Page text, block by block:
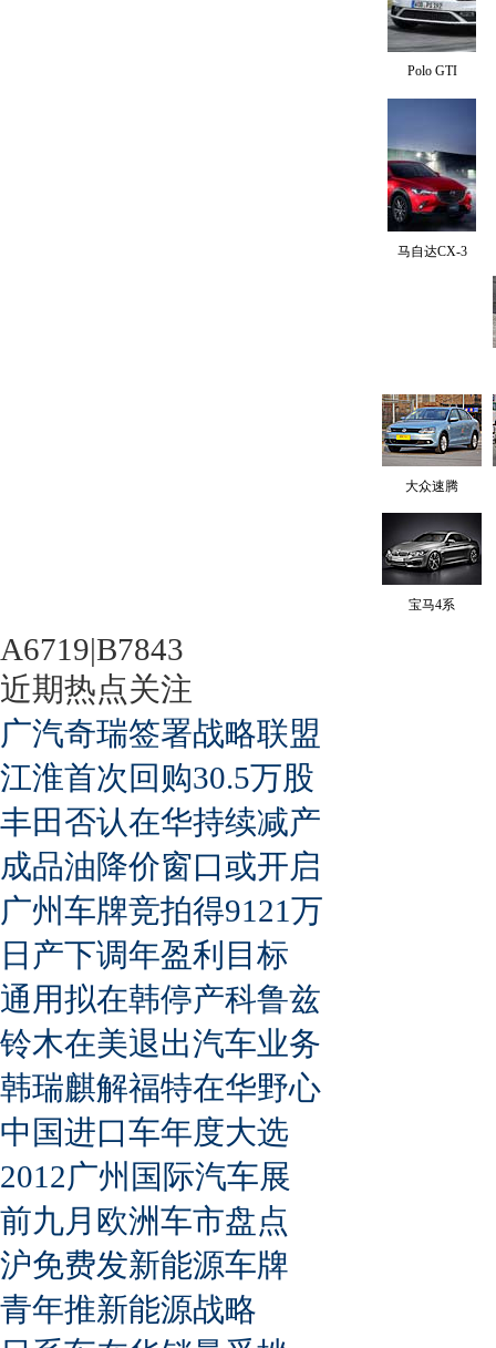
Polo GTI
马自达CX-3
大众速腾
宝马4系
A6719|B7843
近期热点关注
广汽奇瑞签署战略联盟
江淮首次回购30.5万股
丰田否认在华持续减产
成品油降价窗口或开启
广州车牌竞拍得9121万
日产下调年盈利目标
通用拟在韩停产科鲁兹
铃木在美退出汽车业务
韩瑞麒解福特在华野心
中国进口车年度大选
2012广州国际汽车展
前九月欧洲车市盘点
沪免费发新能源车牌
青年推新能源战略